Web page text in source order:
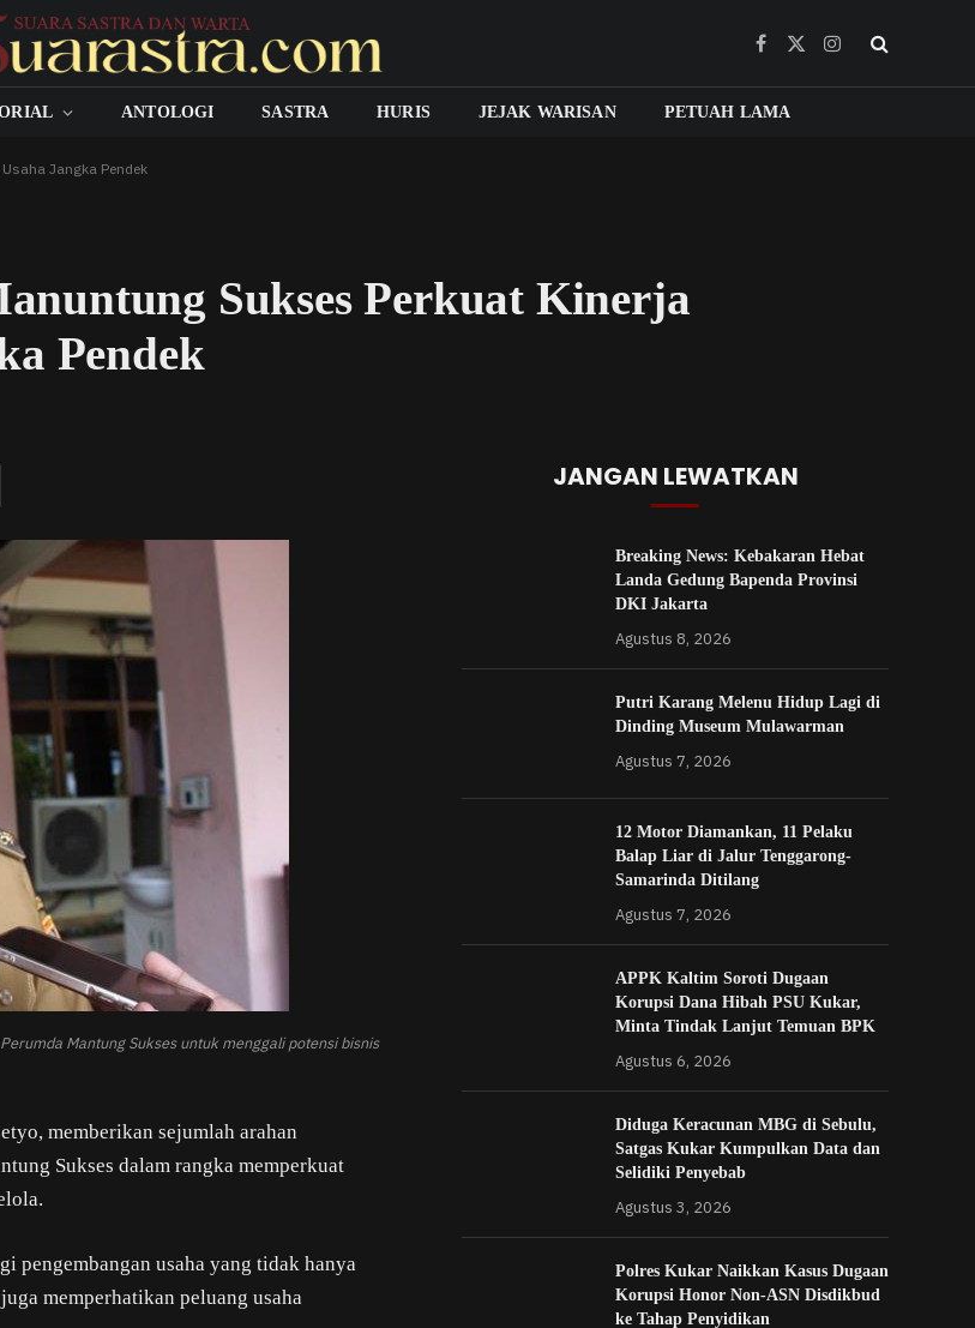
Facebook
X
Instagram
ANTOLOGI SASTRA HURIS JEJAK WARISAN PETUAH LAMA
Jangka Pendek
Sukses Perkuat Kinerja
Pendek
Mantung Sukses untuk menggali potensi bisnis
memberikan sejumlah arahan
Sukses dalam rangka memperkuat
pengembangan usaha yang tidak hanya
memperhatikan peluang usaha
JANGAN LEWATKAN
Breaking News: Kebakaran Hebat
Landa Gedung Bapenda Provinsi
DKI Jakarta
Agustus 8, 2026
Putri Karang Melenu Hidup Lagi di
Dinding Museum Mulawarman
Agustus 7, 2026
12 Motor Diamankan, 11 Pelaku
Balap Liar di Jalur Tenggarong-
Samarinda Ditilang
Agustus 7, 2026
APPK Kaltim Soroti Dugaan
Korupsi Dana Hibah PSU Kukar,
Minta Tindak Lanjut Temuan BPK
Agustus 6, 2026
Diduga Keracunan MBG di Sebulu,
Satgas Kukar Kumpulkan Data dan
Selidiki Penyebab
Agustus 3, 2026
Polres Kukar Naikkan Kasus Dugaan
Korupsi Honor Non-ASN Disdikbud
ke Tahap Penyidikan